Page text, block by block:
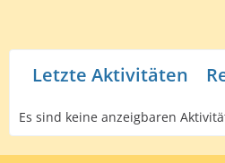
Letzte Aktivitäten
Es sind keine anzeigbaren